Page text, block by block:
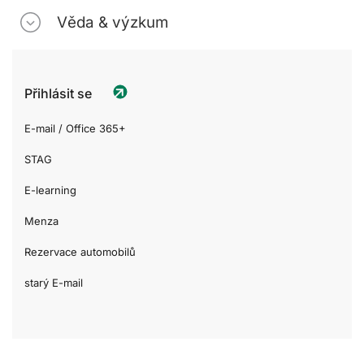
Věda & výzkum
Přihlásit se
E-mail / Office 365+
STAG
E-learning
Menza
Rezervace automobilů
starý E-mail